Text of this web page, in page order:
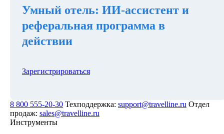
Умный отель: ИИ-ассистент и
реферальная программа в
действии
Зарегистрироваться
8 800 555-20-30 Техподдержка: support@travelline.ru Отдел
продаж: sales@travelline.ru
Инструменты